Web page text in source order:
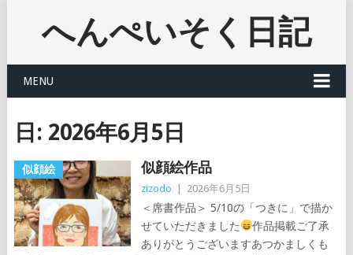
へんぺいそく日記
MENU
日: 2026年6月5日
似顔絵 似顔絵作品
zizodo 2026年6月5日
＜席書作品＞ 5/10の「つきに」で描か
せていただきました
作品掲載ご了承
ありがとうございますあつかましくも